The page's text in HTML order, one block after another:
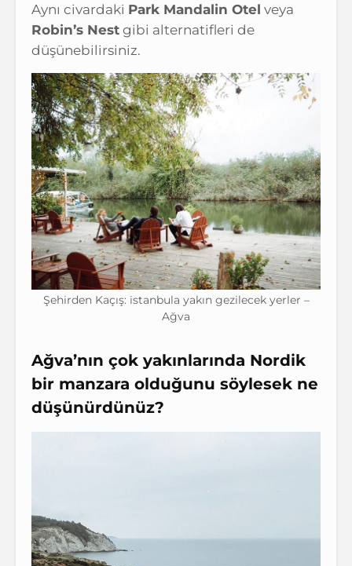
Aynı civardaki Park Mandalin Otel veya
Robin’s Nest gibi alternatifleri de
düşünebilirsiniz.
Şehirden Kaçış: istanbula yakın gezilecek yerler –
Ağva
Ağva’nın çok yakınlarında Nordik
bir manzara olduğunu söylesek ne
düşünürdünüz?